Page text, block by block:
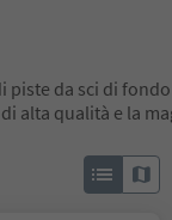
piste da sci di
alta qualità e la